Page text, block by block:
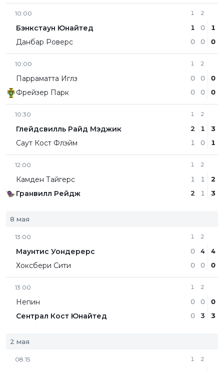
10:00
Бэнкстаун Юнайтед
Данбар Роверс
1
1
0
2
0
0
1
0
10:00
Парраматта Иглз
Фрейзер Парк
1
0
0
2
0
0
0
0
10:30
Глейдсвилль Райд Мэджик
Саут Кост Флэйм
1
2
1
2
1
0
3
1
12:00
Камден Тайгерс
Гранвилл Рейдж
1
1
2
2
1
1
2
3
8 мая
13:00
Маунтис Уондерерс
Хоксбери Сити
1
0
0
2
4
0
4
0
13:00
Непин
Сентрал Кост Юнайтед
1
0
0
2
0
3
0
3
2 мая
08:15 1 2